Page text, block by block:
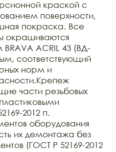
краской с
поверхности,
покраска. Все
окрашиваются
ACRIL 43 (ВД-
соответствующий
норм и
части резьбовых
2012 п.
оборудования
их демонтажа без
(ГОСТ Р 52169-2012